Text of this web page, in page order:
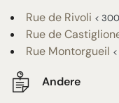
Rue de Rivoli <
Rue de
Rue Montorgueil
Andere